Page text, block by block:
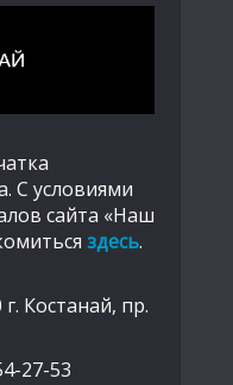
С условиями
сайта «Наш
здесь.
г. Костанай, пр.
27-53